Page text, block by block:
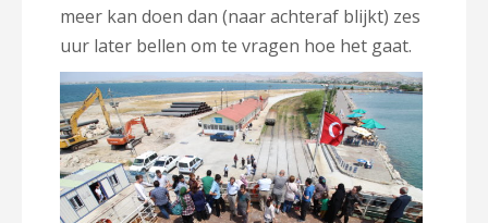
meer kan doen dan (naar achteraf blijkt) zes
uur later bellen om te vragen hoe het gaat.